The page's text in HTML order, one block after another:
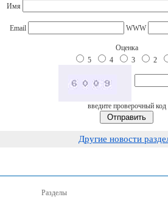
Имя
Email WWW
Оценка
5
4 3 2
введите проверочный код
Другие новости
Разделы